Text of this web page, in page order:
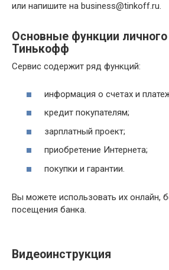
или напишите на business@tinkoff.ru.
Основные функции личного
Тинькофф
Сервис содержит ряд функций:
информация о счетах и
кредит покупателям;
зарплатный проект;
приобретение Интернета;
покупки и гарантии.
Вы можете использовать их онлайн,
посещения банка.
Видеоинструкция